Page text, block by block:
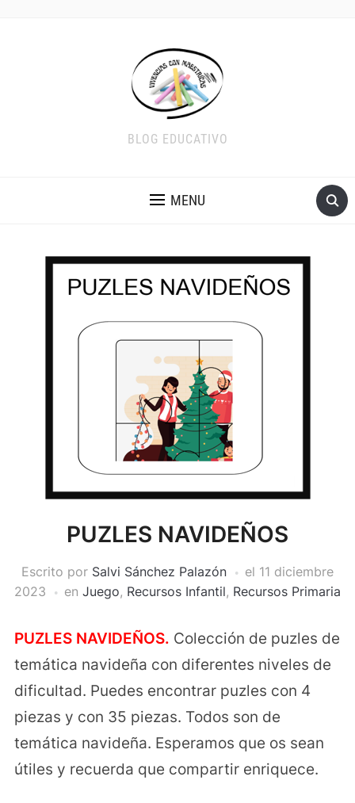
BLOG EDUCATIVO
MENU
PUZLES NAVIDEÑOS
Escrito por Salvi Sánchez Palazón el 11 diciembre
2023
en Juego, Recursos Infantil, Recursos Primaria
PUZLES NAVIDEÑOS. Colección de puzles de
temática navideña con diferentes niveles de
dificultad. Puedes encontrar puzles con 4
piezas y con 35 piezas. Todos son de
temática navideña. Esperamos que os sean
útiles y recuerda que compartir enriquece.